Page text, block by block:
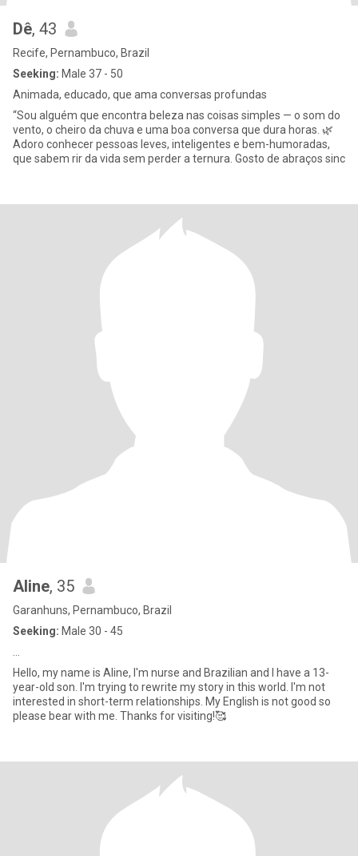
Dê, 43
Recife, Pernambuco, Brazil
Seeking: Male 37 - 50
Animada, educado, que ama conversas profundas
“Sou alguém que encontra beleza nas coisas simples — o som do
vento, o cheiro da chuva e uma boa conversa que dura horas. 🌿
Adoro conhecer pessoas leves, inteligentes e bem-humoradas,
que sabem rir da vida sem perder a ternura. Gosto de abraços sinc
Aline, 35
Garanhuns, Pernambuco, Brazil
Seeking: Male 30 - 45
Hello, my name is Aline, I'm nurse and Brazilian and I have a 13-
year-old son. I'm trying to rewrite my story in this world. I'm not
interested in short-term relationships. My English is not good so
please bear with me. Thanks for visiting!🥰